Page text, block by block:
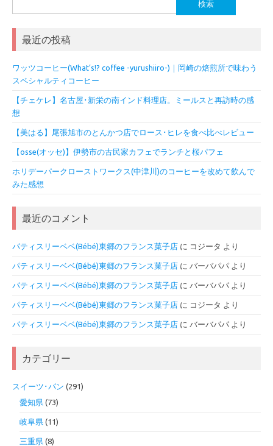
索:
最近の投稿
ワッツコーヒー(What’s!? coffee -yurushiiro-)｜岡崎の焙煎所で味わう
スペシャルティコーヒー
【チェケレ】名古屋･新栄の南インド料理店。ミールスと再訪時の感
想
【美はる】尾張旭市のとんかつ店でロース･ヒレを食べ比べレビュー
【osse(オッセ)】伊勢市の古民家カフェでランチと桜パフェ
ホリデーパークローストワークス(中津川)のコーヒーを改めて飲んで
みた感想
最近のコメント
パティスリーベベ(Bébé)東郷のフランス菓子店 に コジータ より
パティスリーベベ(Bébé)東郷のフランス菓子店 に バーバパパ より
パティスリーベベ(Bébé)東郷のフランス菓子店 に バーバパパ より
パティスリーベベ(Bébé)東郷のフランス菓子店 に コジータ より
パティスリーベベ(Bébé)東郷のフランス菓子店 に バーバパパ より
カテゴリー
スイーツ･パン (291)
愛知県 (73)
岐阜県 (11)
三重県 (8)